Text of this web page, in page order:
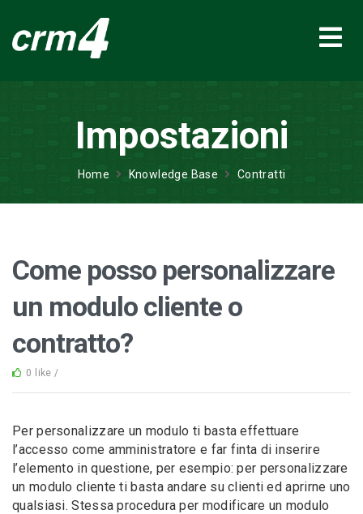
Impostazioni
Home Knowledge Base Contratti
Come posso personalizzare
un modulo cliente o
contratto?
0 like /
Per personalizzare un modulo ti basta effettuare
l’accesso come amministratore e far finta di inserire
l’elemento in questione, per esempio: per personalizzare
un modulo cliente ti basta andare su clienti ed aprirne uno
qualsiasi. Stessa procedura per modificare un modulo